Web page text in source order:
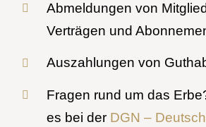
Abmeldungen von
Verträgen und
Auszahlungen von
Fragen rund um das
es bei der DGN –